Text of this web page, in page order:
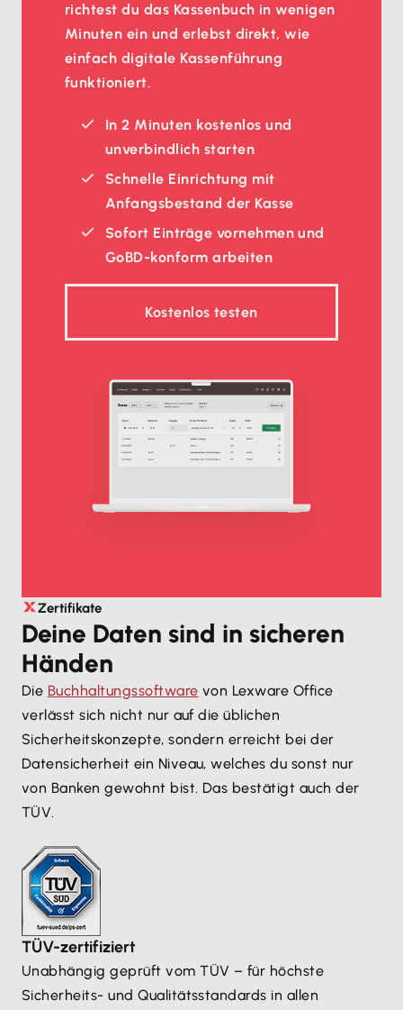
richtest du das Kassenbuch in wenigen
Minuten ein und erlebst direkt, wie
einfach digitale Kassenführung
funktioniert.
In 2 Minuten kostenlos und
unverbindlich starten
Schnelle Einrichtung mit
Anfangsbestand der Kasse
Sofort Einträge vornehmen und
GoBD-konform arbeiten
Kostenlos testen
Zertifikate
Deine Daten sind in sicheren
Händen
Die Buchhaltungssoftware von Lexware Office
verlässt sich nicht nur auf die üblichen
Sicherheitskonzepte, sondern erreicht bei der
Datensicherheit ein Niveau, welches du sonst nur
von Banken gewohnt bist. Das bestätigt auch der
TÜV.
TÜV-zertifiziert
Unabhängig geprüft vom TÜV – für höchste
Sicherheits- und Qualitätsstandards in allen